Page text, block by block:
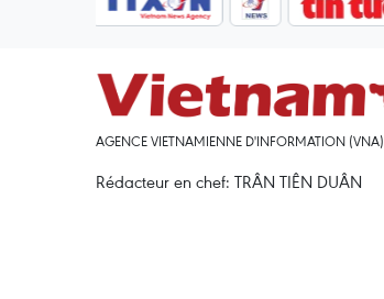
AGENCE VIETNAMIENNE D'INFORMATION (VNA)
Rédacteur en chef: TRÂN TIÊN DUÂN